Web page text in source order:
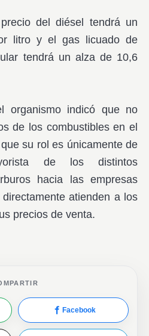
del diésel tendrá un
litro y el gas licuado de
tendrá un alza de 10,6
organismo indicó que no
de los combustibles en el
su rol es únicamente de
de los distintos
hacia las empresas
atienden a los
precios de venta.
Facebook